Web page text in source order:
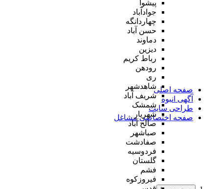
پیشوا
جوادآباد
چهاردانگه
حسن آباد
دماوند
دیزین
رباط کریم
رودهن
ری
شاهدشهر
شریف آباد
شمشک
شهریار
صالح آباد
صباشهر
صفادشت
فردوسیه
گلستان
فشم
فیروزکوه
صفحه اصلی
آگهی انبوه
طراحی سایت
صفحه اختصاصی مشاغل